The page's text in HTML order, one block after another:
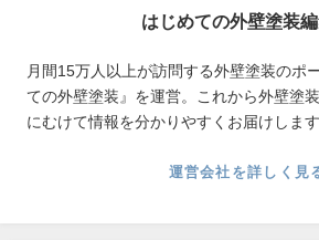
はじめての外壁塗装
月間15万人以上が訪問する外壁塗装のポ
ての外壁塗装』を運営。これから外壁塗
にむけて情報を分かりやすくお届けします
運営会社を詳しく見